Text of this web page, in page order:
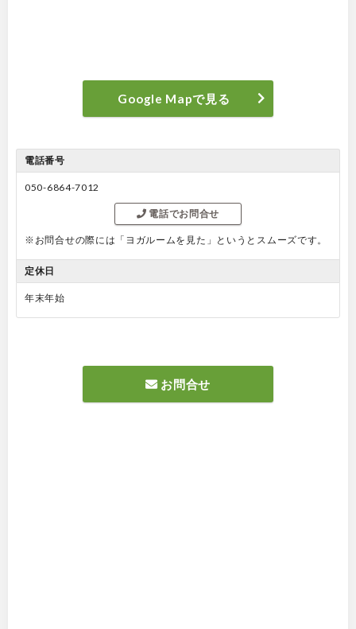
Google Mapで見る
電話番号
050-6864-7012
電話でお問合せ
※お問合せの際には「ヨガルームを見た」というとスムーズです。
定休日
年末年始
お問合せ